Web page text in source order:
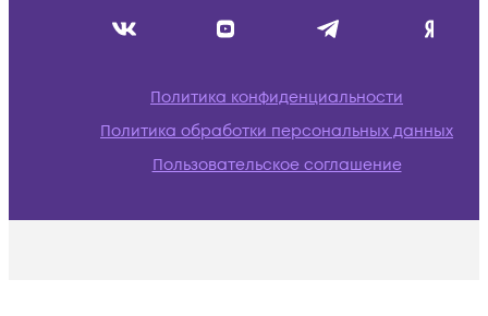
Политика конфиденциальности
Политика обработки персональных данных
Пользовательское соглашение